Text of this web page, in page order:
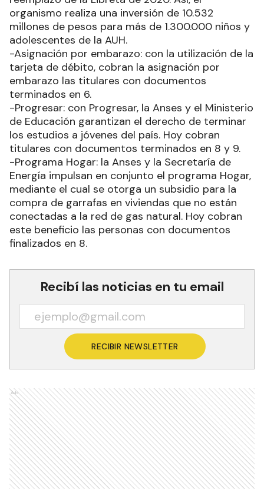
organismo realiza una inversión de 10.532
millones de pesos para más de 1.300.000 niños y
adolescentes de la AUH.
-Asignación por embarazo: con la utilización de la
tarjeta de débito, cobran la asignación por
embarazo las titulares con documentos
terminados en 6.
-Progresar: con Progresar, la Anses y el Ministerio
de Educación garantizan el derecho de terminar
los estudios a jóvenes del país. Hoy cobran
titulares con documentos terminados en 8 y 9.
-Programa Hogar: la Anses y la Secretaría de
Energía impulsan en conjunto el programa Hogar,
mediante el cual se otorga un subsidio para la
compra de garrafas en viviendas que no están
conectadas a la red de gas natural. Hoy cobran
este beneficio las personas con documentos
finalizados en 8.
Recibí las noticias en tu email
RECIBIR NEWSLETTER
Ads